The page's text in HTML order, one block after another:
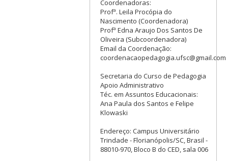
Coordenadoras:
Profª. Leila Procópia do
Nascimento (Coordenadora)
Profª Edna Araujo Dos Santos De
Oliveira (Subcoordenadora)
Email da Coordenação:
coordenacaopedagogia.ufsc@gmail.com
Secretaria do Curso de Pedagogia
Apoio Administrativo
Téc. em Assuntos Educacionais:
Ana Paula dos Santos e Felipe
Klowaski
Endereço: Campus Universitário
Trindade - Florianópolis/SC, Brasil -
88010-970, Bloco B do CED, sala 006